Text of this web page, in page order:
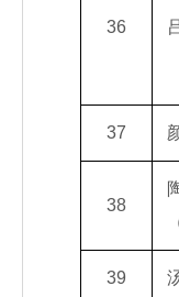
36
37
38
39